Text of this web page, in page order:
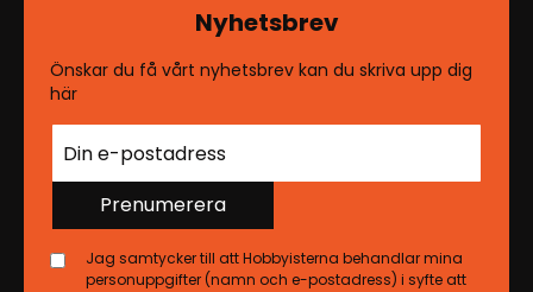
Nyhetsbrev
Önskar du få vårt nyhetsbrev kan du skriva upp dig
här
Prenumerera
Jag samtycker till att Hobbyisterna behandlar mina
personuppgifter (namn och e-postadress) i syfte att